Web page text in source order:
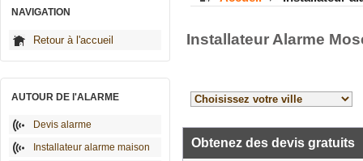
NAVIGATION
Retour à l'accueil
AUTOUR DE l'ALARME
Devis alarme
Installateur alarme maison
Installateur Alarme
Obtenez des devis gratuits